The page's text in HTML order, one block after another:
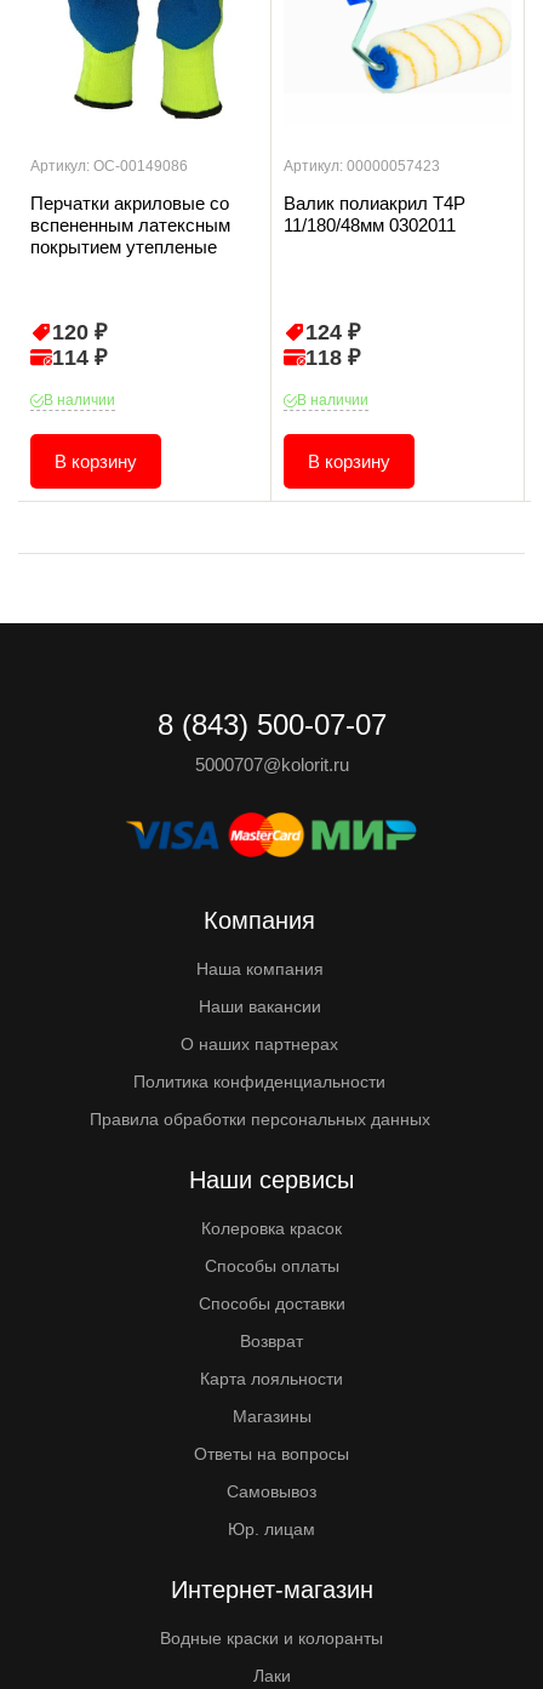
Артикул: ОС-00149086
Перчатки акриловые со
вспененным латексным
покрытием утепленые
120 ₽
114 ₽
В наличии
В корзину
Артикул: 00000057423
Валик полиакрил T4P
11/180/48мм 0302011
124 ₽
118 ₽
В наличии
В корзину
8 (843) 500-07-07
5000707@kolorit.ru
Компания
Наша компания
Наши вакансии
О наших партнерах
Политика конфиденциальности
Правила обработки персональных данных
Наши сервисы
Колеровка красок
Способы оплаты
Способы доставки
Возврат
Карта лояльности
Магазины
Ответы на вопросы
Самовывоз
Юр. лицам
Интернет-магазин
Водные краски и колоранты
Лаки